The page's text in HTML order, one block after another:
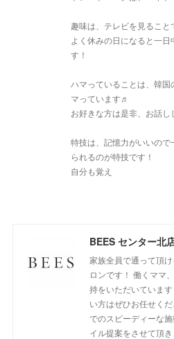
趣味は、テレビを見ること
よく休みの日になると一
す！
ハマっていることは、韓
マっています♬
お好きな方は是非、お話し
特技は、記憶力がいいの
られるのが特技です！
自分も覚え
BEES センター北
家族全員で通って頂
ロンです！ 働くママ
持をいただいていま
い方はぜひお任せく
でのスピーディーな
イル提案をさせて頂き